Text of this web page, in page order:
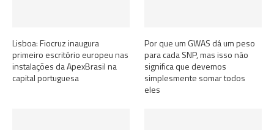
Lisboa: Fiocruz inaugura
primeiro escritório europeu nas
instalações da ApexBrasil na
capital portuguesa
Por que um GWAS dá um peso
para cada SNP, mas isso não
significa que devemos
simplesmente somar todos
eles